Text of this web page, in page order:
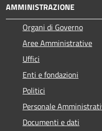
AMMINISTRAZIONE
Organi di Governo
Aree Amministrative
Uffici
Enti e fondazioni
Politici
Personale
Documenti e dati